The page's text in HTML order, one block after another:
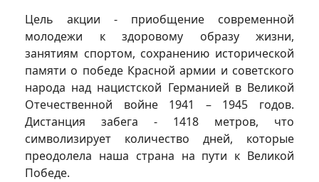
Цель акции - приобщение современной
молодежи к здоровому образу жизни,
занятиям спортом, сохранению исторической
памяти о победе Красной армии и советского
народа над нацистской Германией в Великой
Отечественной войне 1941 – 1945 годов.
Дистанция забега - 1418 метров, что
символизирует количество дней, которые
преодолела наша страна на пути к Великой
Победе.